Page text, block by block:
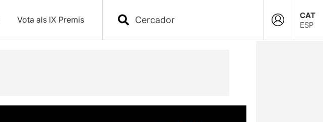
Vota als IX Premis
CAT
ESP